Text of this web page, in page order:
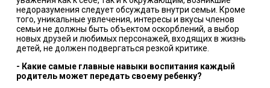
недоразумения следует обсуждать внутри семьи. Кроме
того, уникальные увлечения, интересы и вкусы членов
семьи не должны быть объектом оскорблений, а выбор
новых друзей и любимых персонажей, входящих в жизнь
детей, не должен подвергаться резкой критике.
- Какие самые главные навыки воспитания каждый
родитель может передать своему ребенку?